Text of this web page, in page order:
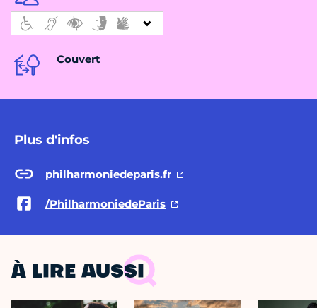
Couvert
Plus d'infos
philharmoniedeparis.fr
/PhilharmoniedeParis
À LIRE AUSSI